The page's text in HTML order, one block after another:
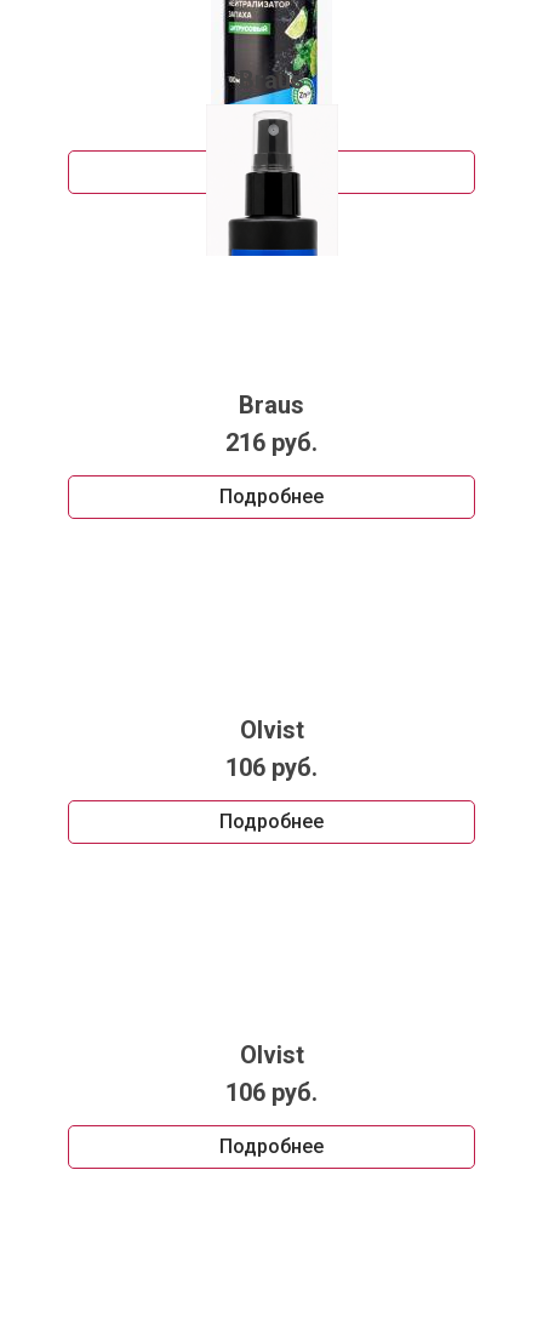
Braus
216 руб.
Подробнее
Braus
216 руб.
Подробнее
Olvist
106 руб.
Подробнее
Olvist
106 руб.
Подробнее